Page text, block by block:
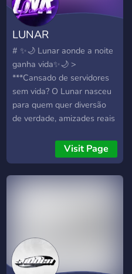
dicas, truques e
estratégias. 🎙️ Bate-papo -
Converse sobre os mais
variados assuntos em
nossos canais de chat de
voz e texto. 🔗 Junte-se a
nós hoje e faça parte dessa
incrível comunidade!
LUNAR
# ✨🌙 Lunar aonde a noite
ganha vida✨🌙 >
***Cansado de servidores
sem vida? O Lunar nasceu
para quem quer diversão
de verdade, amizades reais
organizado e acolhedor.
Aqui, a noite ganha voz, cor
e energia.*** > ***🔥 O que
te espera no Lunar: > 🎮
rir e relaxar > 🌟 Sistema
de cargos e níveis com
recompensas > 🪐 Eventos
Visit Page